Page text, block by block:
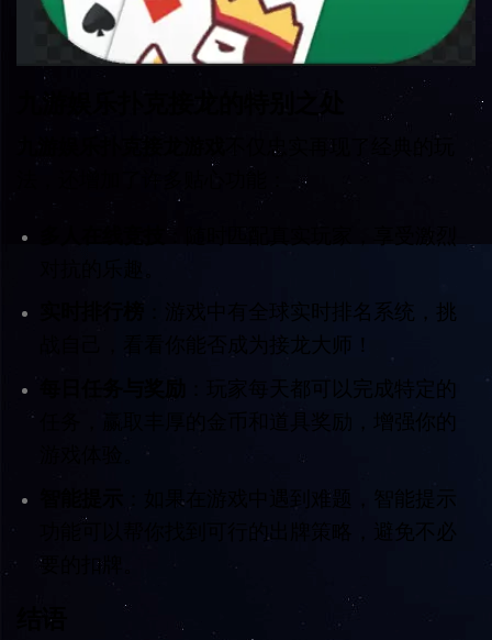
九游娱乐扑克接龙的特别之处
不仅忠实再现了经典的玩
：随时匹配真实玩家，享受激烈
：游戏中有全球实时排名系统，挑
战自己，看看你能否成为接龙大师！
：玩家每天都可以完成特定的
任务，赢取丰厚的金币和道具奖励，增强你的
：如果在游戏中遇到难题，智能提示
功能可以帮你找到可行的出牌策略，避免不必
要的扣牌。
结语